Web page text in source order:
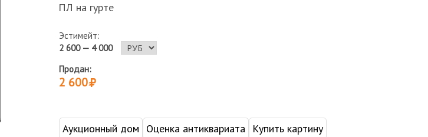
ПЛ на гурте
Эстимейт:
2 600 — 4 000
Продан:
2 600
Аукционный дом Оценка антиквариата
Купить картину